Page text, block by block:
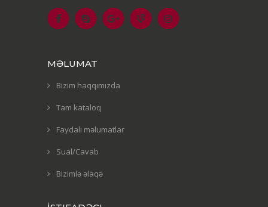
MƏLUMAT
Bizim haqqımızda
Tam kataloq
Faydalı məlumatlar
Sual/Cavab
Bizimlə əlaqə